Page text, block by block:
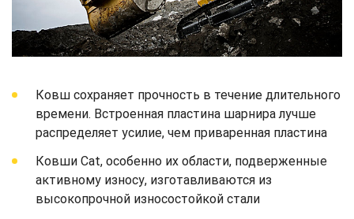
Ковш сохраняет прочность в течение длительного
времени. Встроенная пластина шарнира лучше
распределяет усилие, чем приваренная пластина
Ковши Cat, особенно их области, подверженные
активному износу, изготавливаются из
высокопрочной износостойкой стали